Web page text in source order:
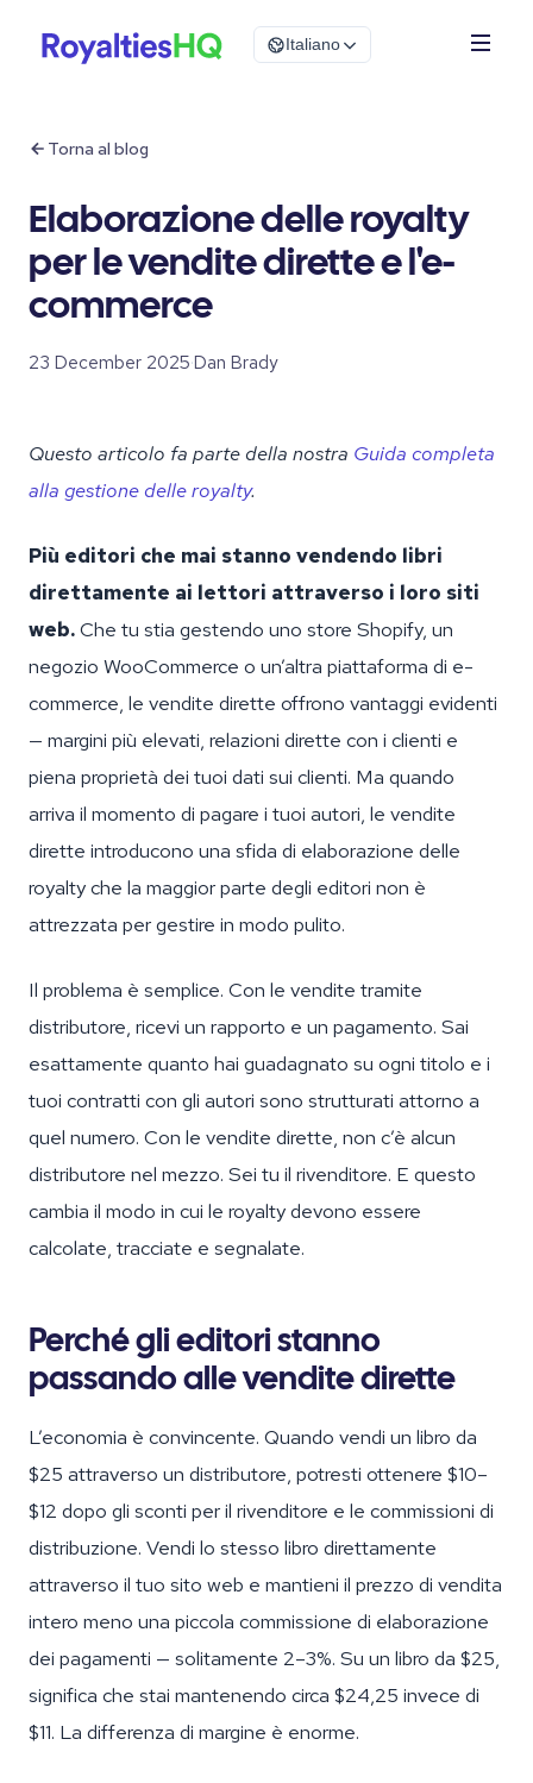
Italiano
Torna al blog
Elaborazione delle royalty
per le vendite dirette e l'e-
commerce
23 December 2025·Dan Brady
Questo articolo fa parte della nostra Guida completa
alla gestione delle royalty.
Più editori che mai stanno vendendo libri
direttamente ai lettori attraverso i loro siti
web.Che tu stia gestendo uno store Shopify, un
negozio WooCommerce o un’altra piattaforma di e-
commerce, le vendite dirette offrono vantaggi evidenti
— margini più elevati, relazioni dirette con i clienti e
piena proprietà dei tuoi dati sui clienti. Ma quando
arriva il momento di pagare i tuoi autori, le vendite
dirette introducono una sfida di elaborazione delle
royalty che la maggior parte degli editori non è
attrezzata per gestire in modo pulito.
Il problema è semplice. Con le vendite tramite
distributore, ricevi un rapporto e un pagamento. Sai
esattamente quanto hai guadagnato su ogni titolo e i
tuoi contratti con gli autori sono strutturati attorno a
quel numero. Con le vendite dirette, non c’è alcun
distributore nel mezzo. Sei tu il rivenditore. E questo
cambia il modo in cui le royalty devono essere
calcolate, tracciate e segnalate.
Perché gli editori stanno
passando alle vendite dirette
L’economia è convincente. Quando vendi un libro da
$25 attraverso un distributore, potresti ottenere $10–
$12 dopo gli sconti per il rivenditore e le commissioni di
distribuzione. Vendi lo stesso libro direttamente
attraverso il tuo sito web e mantieni il prezzo di vendita
intero meno una piccola commissione di elaborazione
dei pagamenti — solitamente 2–3%. Su un libro da $25,
significa che stai mantenendo circa $24,25 invece di
$11. La differenza di margine è enorme.